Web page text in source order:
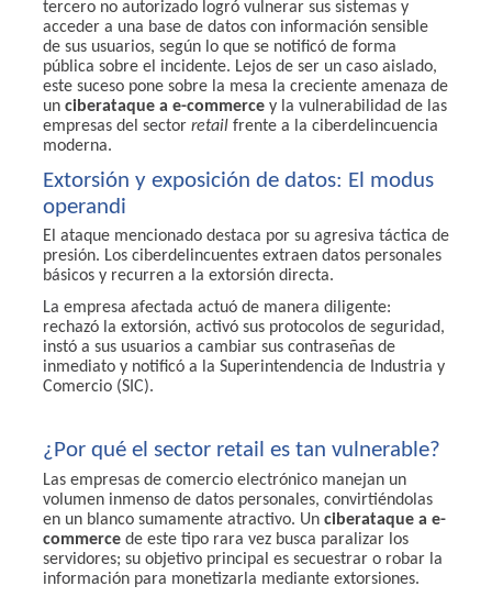
tercero no autorizado logró vulnerar sus sistemas y
acceder a una base de datos con información sensible
de sus usuarios, según lo que se notificó de forma
pública sobre el incidente. Lejos de ser un caso aislado,
este suceso pone sobre la mesa la creciente amenaza de
un ciberataque a e-commerce y la vulnerabilidad de las
empresas del sector retail frente a la ciberdelincuencia
moderna.
Extorsión y exposición de datos: El modus
operandi
El ataque mencionado destaca por su agresiva táctica de
presión. Los ciberdelincuentes extraen datos personales
básicos y recurren a la extorsión directa.
La empresa afectada actuó de manera diligente:
rechazó la extorsión, activó sus protocolos de seguridad,
instó a sus usuarios a cambiar sus contraseñas de
inmediato y notificó a la Superintendencia de Industria y
Comercio (SIC).
¿Por qué el sector retail es tan vulnerable?
Las empresas de comercio electrónico manejan un
volumen inmenso de datos personales, convirtiéndolas
en un blanco sumamente atractivo. Un ciberataque a e-
commerce de este tipo rara vez busca paralizar los
servidores; su objetivo principal es secuestrar o robar la
información para monetizarla mediante extorsiones.